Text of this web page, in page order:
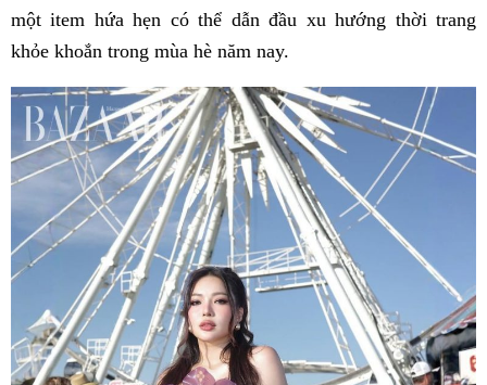
một item hứa hẹn có thể dẫn đầu xu hướng thời trang
khỏe khoắn trong mùa hè năm nay.